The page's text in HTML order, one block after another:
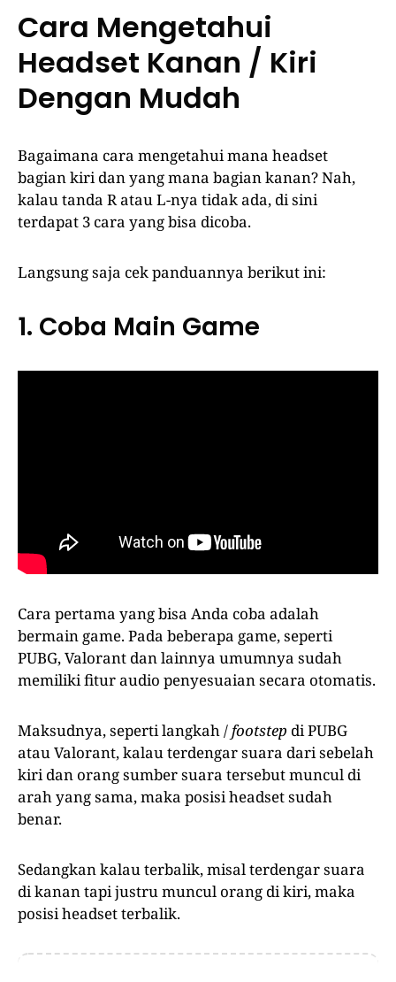
Cara Mengetahui
Headset Kanan / Kiri
Dengan Mudah
Bagaimana cara mengetahui mana headset
bagian kiri dan yang mana bagian kanan? Nah,
kalau tanda R atau L-nya tidak ada, di sini
terdapat 3 cara yang bisa dicoba.
Langsung saja cek panduannya berikut ini:
1. Coba Main Game
Cara pertama yang bisa Anda coba adalah
bermain game. Pada beberapa game, seperti
PUBG, Valorant dan lainnya umumnya sudah
memiliki fitur audio penyesuaian secara otomatis.
Maksudnya, seperti langkah /footstep di PUBG
atau Valorant, kalau terdengar suara dari sebelah
kiri dan orang sumber suara tersebut muncul di
arah yang sama, maka posisi headset sudah
benar.
Sedangkan kalau terbalik, misal terdengar suara
di kanan tapi justru muncul orang di kiri, maka
posisi headset terbalik.